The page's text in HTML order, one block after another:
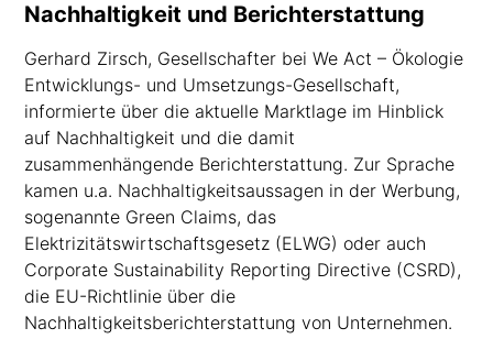
Nachhaltigkeit und Berichterstattung
Gerhard Zirsch, Gesellschafter bei We Act – Ökologie
Entwicklungs- und Umsetzungs-Gesellschaft,
informierte über die aktuelle Marktlage im Hinblick
auf Nachhaltigkeit und die damit
zusammenhängende Berichterstattung. Zur Sprache
kamen u.a. Nachhaltigkeitsaussagen in der Werbung,
sogenannte Green Claims, das
Elektrizitätswirtschaftsgesetz (ELWG) oder auch
Corporate Sustainability Reporting Directive (CSRD),
die EU-Richtlinie über die
Nachhaltigkeitsberichterstattung von Unternehmen.